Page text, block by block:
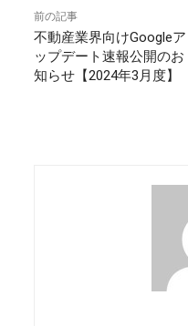
前の記事
不動産業界向けGoogleア
ップデート速報公開のお
知らせ【2024年3月度】